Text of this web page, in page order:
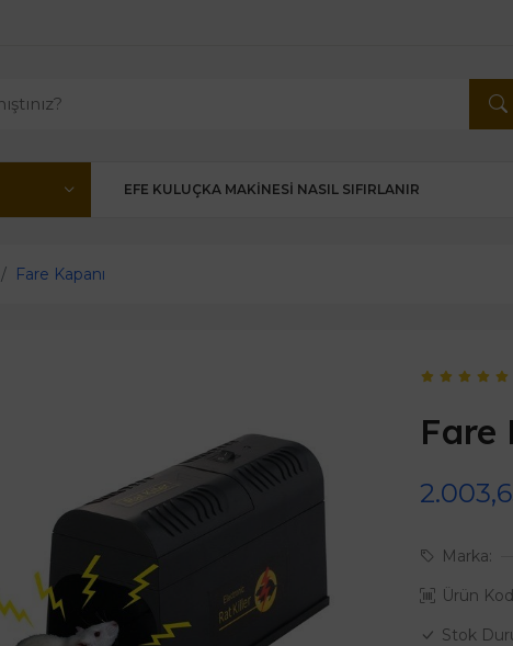
EFE KULUÇKA MAKINESI NASIL SIFIRLANIR
Fare Kapanı
Fare
Marka:
Ürün
Stok